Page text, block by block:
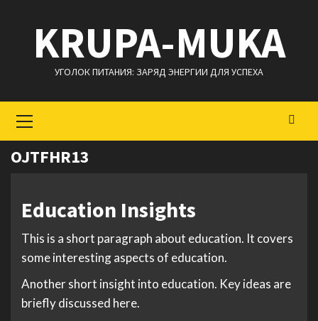
содержимому
KRUPA-MUKA
УГОЛОК ПИТАНИЯ: ЗАРЯД ЭНЕРГИИ ДЛЯ УСПЕХА
меню
OJTFHR13
Education Insights
This is a short paragraph about education. It covers
some interesting aspects of education.
Another short insight into education. Key ideas are
briefly discussed here.